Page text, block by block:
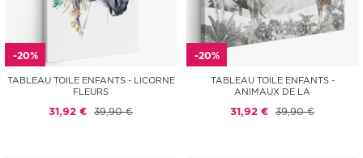
-20%
TABLEAU TOILE ENFANTS - LICORNE
FLEURS
31,92 € 39,90 €
-20%
TABLEAU TOILE ENFANTS -
ANIMAUX DE LA
31,92 € 39,90 €